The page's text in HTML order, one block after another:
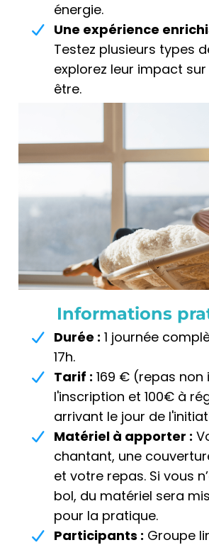
énergie.
Une expérience
Testez plusieurs types
explorez leur impact
être.
Informations
Durée : 1 journée
17h.
Tarif : 169 € (repas
l'inscription et 100€ à
arrivant le jour de
Matériel à apporter :
chantant, une
et votre repas. Si vous
bol, du matériel sera
pour la pratique.
Participants : Groupe